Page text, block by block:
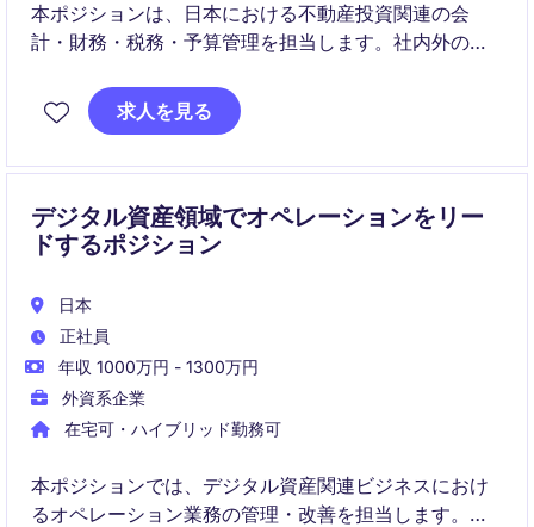
本ポジションは、日本における不動産投資関連の会
計・財務・税務・予算管理を担当します。社内外の関
ロジェクト支援を行います。
求人を見る
デジタル資産領域でオペレーションをリー
ドするポジション
日本
正社員
年収 1000万円 - 1300万円
外資系企業
在宅可・ハイブリッド勤務可
本ポジションでは、デジタル資産関連ビジネスにおけ
るオペレーション業務の管理・改善を担当します。日